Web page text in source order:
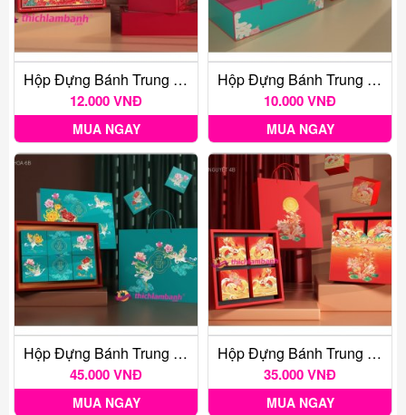
Hộp Đựng Bánh Trung Thu Loan Phụng 2B
12.000 VNĐ
MUA NGAY
Hộp Đựng Bánh Trung Thu Mẫu Đơn 2B
10.000 VNĐ
MUA NGAY
Hộp Đựng Bánh Trung Thu Bách Hoa 6B
45.000 VNĐ
MUA NGAY
Hộp Đựng Bánh Trung Thu Vọng Nguyệt 4B
35.000 VNĐ
MUA NGAY